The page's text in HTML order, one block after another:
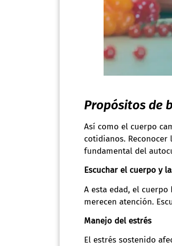
Propósitos de
Así como el cuerpo
cotidianos.
fundamental del
Escuchar el cuerpo y
A esta edad, el
merecen atención.
Manejo del estrés
El estrés sostenido